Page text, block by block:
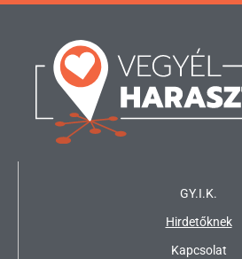
GY.I.K.
Hirdetőknek
Kapcsolat